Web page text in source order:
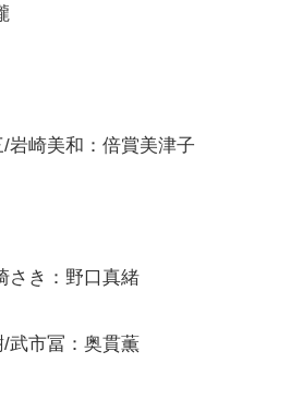
岩崎美和：倍賞美津子
さき：野口真緒
武市冨：奥貫薫